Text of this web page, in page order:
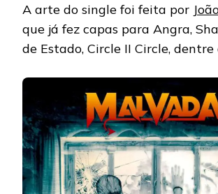
A arte do single foi feita por
que já fez capas para Angra,
de Estado, Circle II Circle, dentre